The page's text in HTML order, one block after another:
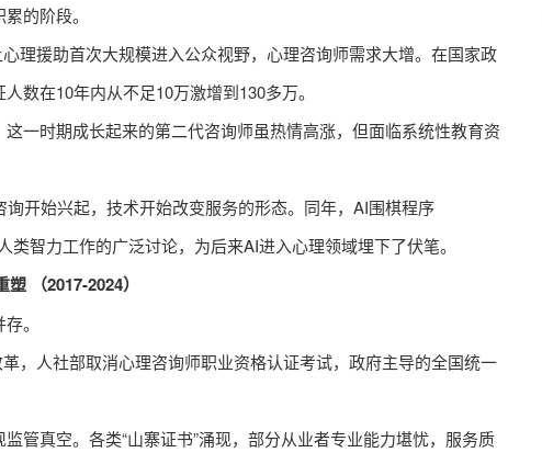
的阶段。
理援助首次大规模进入公众视野，心理咨询师需求大增。在国家政
数在10年内从不足10万激增到130多万。
时期成长起来的第二代咨询师虽热情高涨，但面临系统性教育资
开始兴起，技术开始改变服务的形态。同年，AI围棋程序
类智力工作的广泛讨论，为后来AI进入心理领域埋下了伏笔。
（2017-2024）
。
，人社部取消心理咨询师职业资格认证考试，政府主导的全国统一
真空。各类“山寨证书”涌现，部分从业者专业能力堪忧，服务质
四维广告研究院院长；中国数字品牌
推广联盟首席专家；中国印刷技术协
董事长；甘工院快印客产业学院院长